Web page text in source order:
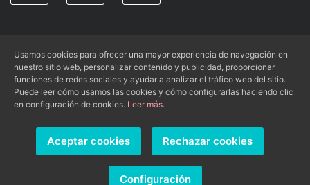
Aviso Legal | Condiciones de Uso |
Política de Privacidad | Política de Cookies
© 2026 -Re-Orden- Todos los derechos reservados.
Página web diseñada porIlustra Marketing, SL
Usamos cookies para ofrecer una mayor experiencia de navegación en
nuestro sitio web, personalizar contenido y publicidad, proporcionar
funciones de redes sociales y ayudar a analizar el tráfico web del sitio.
Puede leer cómo usamos las cookies y cómo configurarlas haciendo clic
en configuración de cookies. Leer más.
Aceptar cookies Rechazar cookies
Configuración